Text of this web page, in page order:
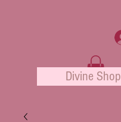
Divine Shop